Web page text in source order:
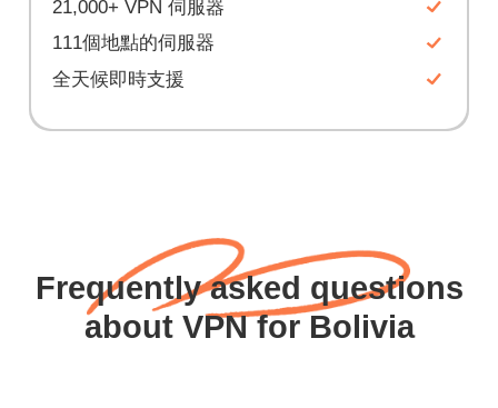
21,000+ VPN 伺服器
111個地點的伺服器
全天候即時支援
Frequently asked questions
about VPN for Bolivia